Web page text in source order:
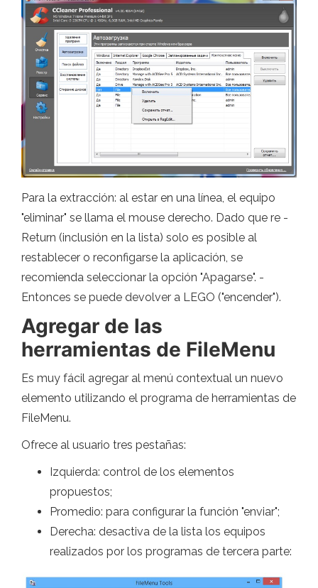
Para la extracción: al estar en una línea, el equipo
"eliminar" se llama el mouse derecho. Dado que re -
Return (inclusión en la lista) solo es posible al
restablecer o reconfigarse la aplicación, se
recomienda seleccionar la opción "Apagarse". -
Entonces se puede devolver a LEGO ("encender").
Agregar de las
herramientas de FileMenu
Es muy fácil agregar al menú contextual un nuevo
elemento utilizando el programa de herramientas de
FileMenu.
Ofrece al usuario tres pestañas:
Izquierda: control de los elementos
propuestos;
Promedio: para configurar la función "enviar";
Derecha: desactiva de la lista los equipos
realizados por los programas de tercera parte: